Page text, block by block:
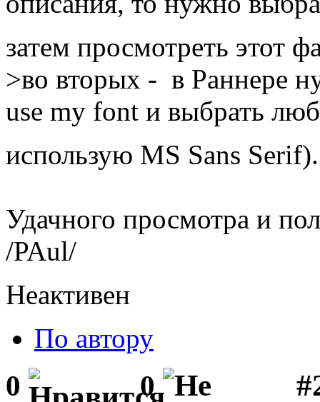
затем просмотреть этот
>во вторых - в Раннере
use my font и выбрать
использую MS Sans
Удачного просмотра и
/PAul/
Неактивен
По автору
0 0